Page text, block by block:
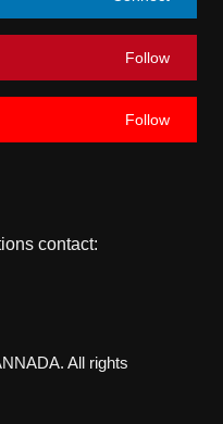
Follow
Follow
contact:
All rights